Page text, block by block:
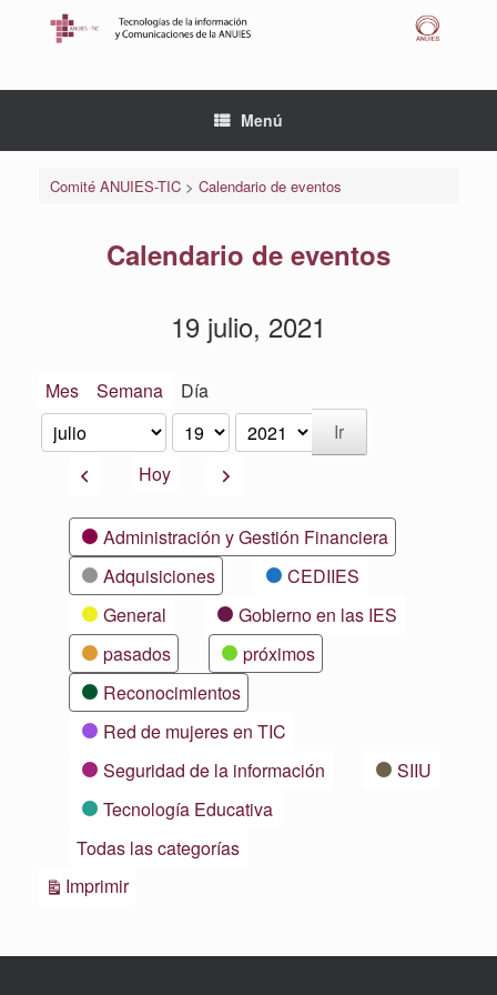
Menú
Comité ANUIES-TIC> Calendario de eventos
Calendario de eventos
19 julio, 2021
Mes Semana Día
Mes
Día
Año
AnteriorHoy Siguiente
CategoríasAdministración y Gestión Financiera
Adquisiciones
CEDIIES
General
Gobierno en las IES
pasados
próximos
Reconocimientos
Red de mujeres en TIC
Seguridad de la información
SIIU
Tecnología Educativa
Todas las categorías
ImprimirVistas